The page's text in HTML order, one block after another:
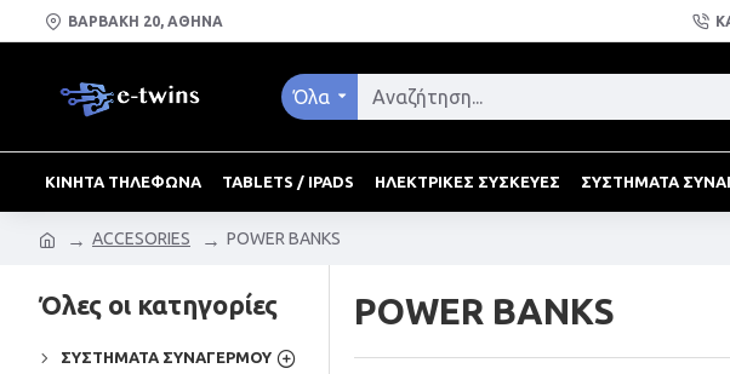
ΒΑΡΒΑΚΗ 20, ΑΘΗΝΑ
Όλα
ΚΙΝΗΤΑ ΤΗΛΕΦΩΝΑ TABLETS / IPADS ΗΛΕΚΤΡΙΚΕΣ ΣΥΣΚΕΥΕΣ ΣΥΣΤΗΜΑΤΑ
ACCESORIES POWER BANKS
Όλες οι κατηγορίες
ΣΥΣΤΗΜΑΤΑ ΣΥΝΑΓΕΡΜΟΥ
POWER BANKS